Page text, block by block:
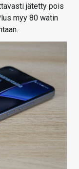
jätetty pois
myy 80 watin